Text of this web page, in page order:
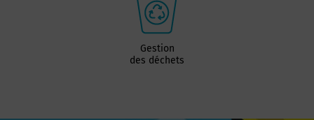
Gestion
des déchets